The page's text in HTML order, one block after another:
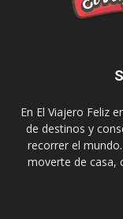
En El Viajero Feliz
de destinos y
recorrer el
moverte de casa,